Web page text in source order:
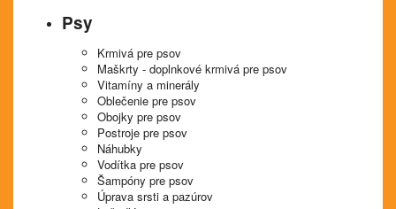
Psy
Krmivá pre psov
Maškrty - doplnkové krmivá pre psov
Vitamíny a minerály
Oblečenie pre psov
Obojky pre psov
Postroje pre psov
Náhubky
Vodítka pre psov
Šampóny pre psov
Úprava srsti a pazúrov